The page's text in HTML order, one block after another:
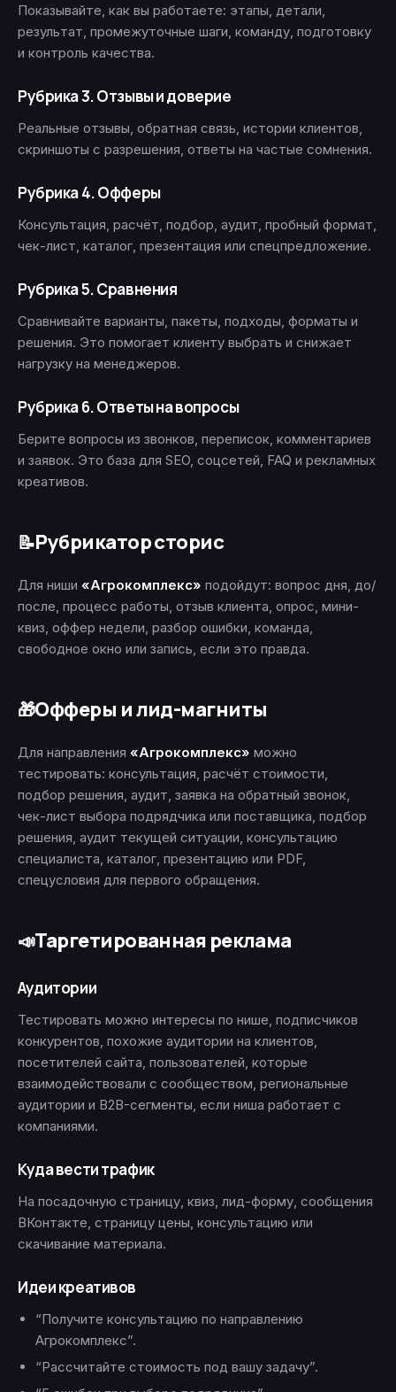
Показывайте, как вы работаете: этапы, детали,
результат, промежуточные шаги, команду, подготовку
и контроль качества.
Рубрика 3. Отзывы и доверие
Реальные отзывы, обратная связь, истории клиентов,
скриншоты с разрешения, ответы на частые сомнения.
Рубрика 4. Офферы
Консультация, расчёт, подбор, аудит, пробный формат,
чек-лист, каталог, презентация или спецпредложение.
Рубрика 5. Сравнения
Сравнивайте варианты, пакеты, подходы, форматы и
решения. Это помогает клиенту выбрать и снижает
нагрузку на менеджеров.
Рубрика 6. Ответы на вопросы
Берите вопросы из звонков, переписок, комментариев
и заявок. Это база для SEO, соцсетей, FAQ и рекламных
креативов.
📝Рубрикатор сторис
Для ниши «Агрокомплекс» подойдут: вопрос дня, до/
после, процесс работы, отзыв клиента, опрос, мини-
квиз, оффер недели, разбор ошибки, команда,
свободное окно или запись, если это правда.
🎁Офферы и лид-магниты
Для направления «Агрокомплекс» можно
тестировать: консультация, расчёт стоимости,
подбор решения, аудит, заявка на обратный звонок,
чек-лист выбора подрядчика или поставщика, подбор
решения, аудит текущей ситуации, консультацию
специалиста, каталог, презентацию или PDF,
спецусловия для первого обращения.
📣Таргетированная реклама
Аудитории
Тестировать можно интересы по нише, подписчиков
конкурентов, похожие аудитории на клиентов,
посетителей сайта, пользователей, которые
взаимодействовали с сообществом, региональные
аудитории и B2B-сегменты, если ниша работает с
компаниями.
Куда вести трафик
На посадочную страницу, квиз, лид-форму, сообщения
ВКонтакте, страницу цены, консультацию или
скачивание материала.
Идеи креативов
“Получите консультацию по направлению
Агрокомплекс”.
“Рассчитайте стоимость под вашу задачу”.